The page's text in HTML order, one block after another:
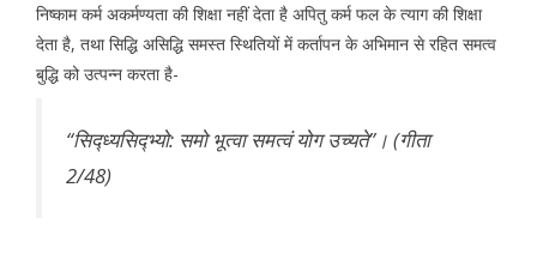
निष्काम कर्म अकर्मण्यता की शिक्षा नहीं देता है अपितु कर्म फल के त्याग की शिक्षा
देता है, तथा सिद्धि असिद्धि समस्त स्थितियों में कर्तापन के अभिमान से रहित समत्व
बुद्धि को उत्पन्न करता है-
‘‘सिद्ध्यसिद्भ्यो: समो भूत्वा समत्वं योग उच्यते’’। (गीता
2/48)